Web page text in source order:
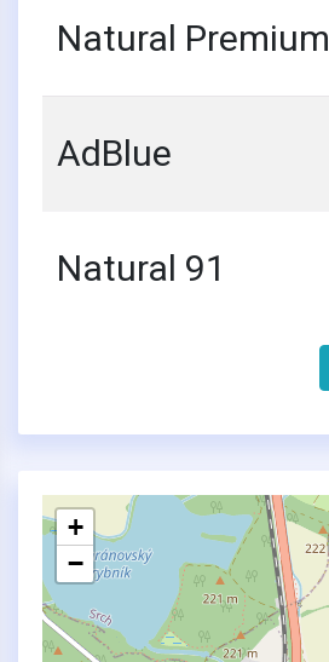
Natural Premium
AdBlue
Natural 91
+
−